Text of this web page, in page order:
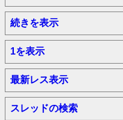
続きを表示
1を表示
最新レス表示
スレッドの検索